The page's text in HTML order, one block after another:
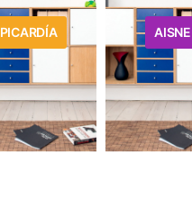
PICARDÍA AISNE